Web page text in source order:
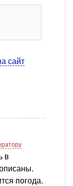
сайт
в
погода.